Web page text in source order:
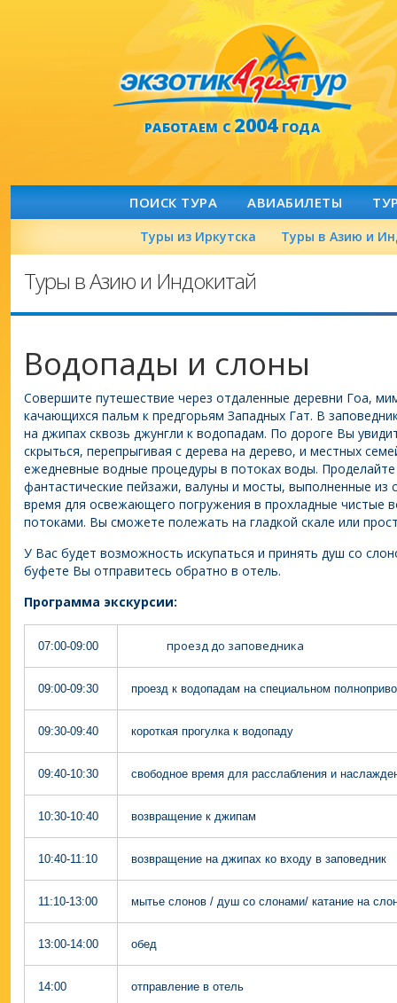
РАБОТАЕМ С2004ГОДА
ПОИСК ТУРА АВИАБИЛЕТЫ
Туры из Иркутска Туры в Азию и
Туры в Азию и Индокитай
Водопады и слоны
Совершите путешествие через отдаленные деревни Гоа,
качающихся пальм к предгорьям Западных Гат. В
на джипах сквозь джунгли к водопадам. По дороге Вы
скрыться, перепрыгивая с дерева на дерево, и местных
ежедневные водные процедуры в потоках воды. Проделайте
фантастические пейзажи, валуны и мосты, выполненные из
время для освежающего погружения в прохладные чистые
потоками. Вы сможете полежать на гладкой скале или
У Вас будет возможность искупаться и принять душ со
буфете Вы отправитесь обратно в отель.
Программа экскурсии:
07:00-09:00 проезд до заповедника
09:00-09:30 проезд к водопадам на специальном
09:30-09:40 короткая прогулка к водопаду
09:40-10:30 свободное время для расслабления и
10:30-10:40 возвращение к джипам
10:40-11:10 возвращение на джипах ко входу в заповедник
11:10-13:00 мытье слонов / душ со слонами/ катание на
13:00-14:00 обед
14:00 отправление в отель